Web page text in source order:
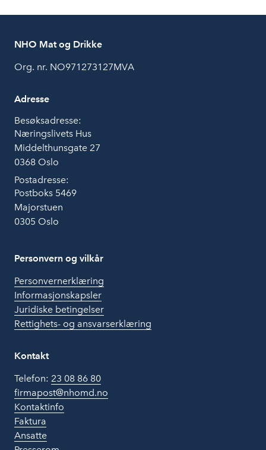
NHO Mat og Drikke
Org. nr. NO971273127MVA
Adresse
Besøksadresse:
Næringslivets Hus
Middelthunsgate 27
0368 Oslo
Postadresse:
Postboks 5469
Majorstuen
0305 Oslo
Personvern og vilkår
Personvernerklæring
Informasjonskapsler
Juridiske betingelser
Rettighets- og ansvarserklæring
Kontakt
Telefon: 23 08 86 80
firmapost@nhomd.no
Kontaktinfo
Faktura
Ansatte